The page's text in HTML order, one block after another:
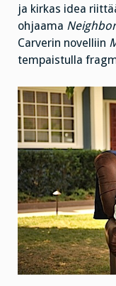
ja kirkas idea
ohjaama
Carverin novelliin
tempaistulla